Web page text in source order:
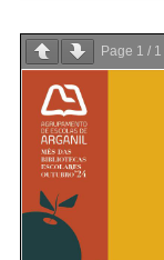
Page 1 / 1